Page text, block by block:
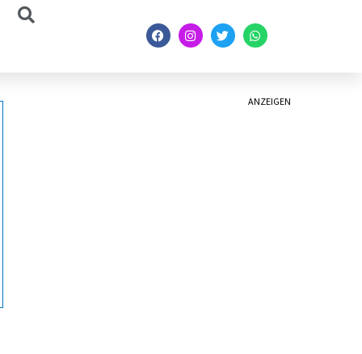
ANZEIGEN